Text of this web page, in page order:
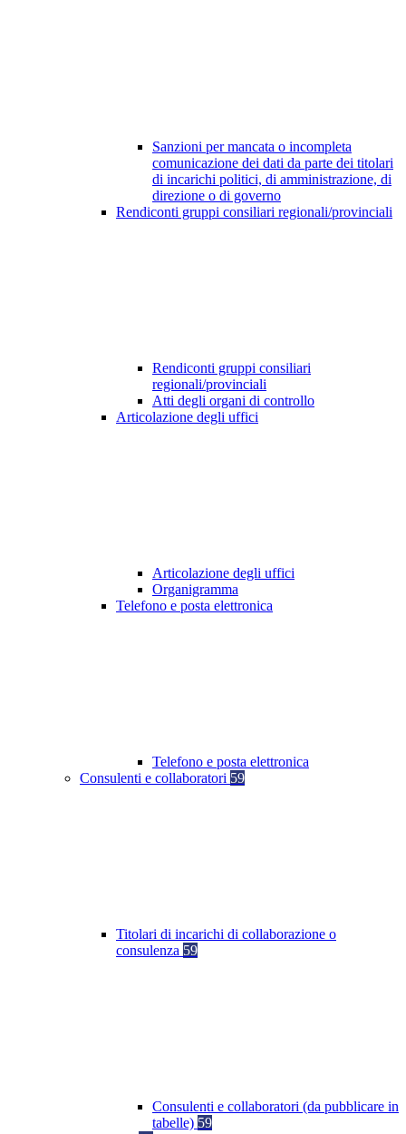
Sanzioni per mancata o incompleta
comunicazione dei dati da parte dei titolari
di incarichi politici, di amministrazione, di
direzione o di governo
Rendiconti gruppi consiliari regionali/provinciali
Rendiconti gruppi consiliari
regionali/provinciali
Atti degli organi di controllo
Articolazione degli uffici
Articolazione degli uffici
Organigramma
Telefono e posta elettronica
Telefono e posta elettronica
Consulenti e collaboratori 59
Titolari di incarichi di collaborazione o
consulenza 59
Consulenti e collaboratori (da pubblicare in
tabelle) 59